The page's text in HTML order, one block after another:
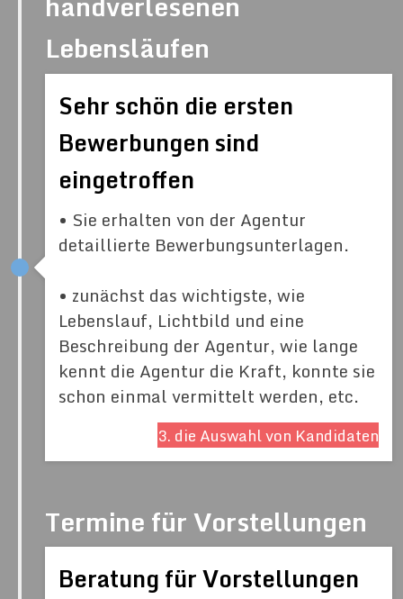
Sehr schön die ersten
Bewerbungen sind
eingetroffen
• Sie erhalten von der Agentur
detaillierte Bewerbungsunterlagen.
• zunächst das wichtigste, wie
Lebenslauf, Lichtbild und eine
Beschreibung der Agentur, wie lange
kennt die Agentur die Kraft, konnte sie
schon einmal vermittelt werden, etc.
3. die Auswahl von Kandidaten
Lebensläufen
Beratung für Vorstellungen
Termine für Vorstellungen